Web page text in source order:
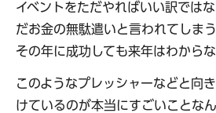
イベントをただやればいい訳では
だお金の無駄遣いと言われてしまう
その年に成功しても来年はわからな
このようなプレッシャーなどと向
けているのが本当にすごいことなん